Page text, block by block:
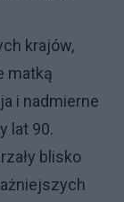
krajów,
matką
i nadmierne
lat 90.
blisko